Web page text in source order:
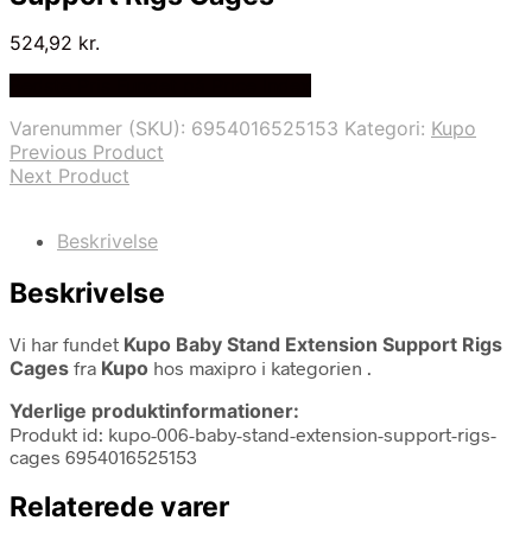
524,92 kr.
Varenummer (SKU): 6954016525153 Kategori: Kupo
Previous Product
Next Product
Beskrivelse
Beskrivelse
Vi har fundet Kupo Baby Stand Extension Support Rigs
Cages fra Kupo hos maxipro i kategorien .
Yderlige produktinformationer:
Produkt id: kupo-006-baby-stand-extension-support-rigs-
cages 6954016525153
Relaterede varer